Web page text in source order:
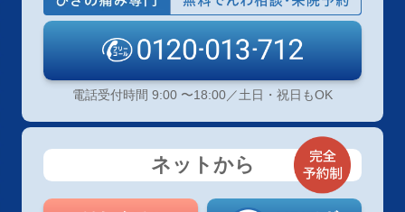
電話受付時間 9:00 〜18:00／土日・祝日もOK
ネットから